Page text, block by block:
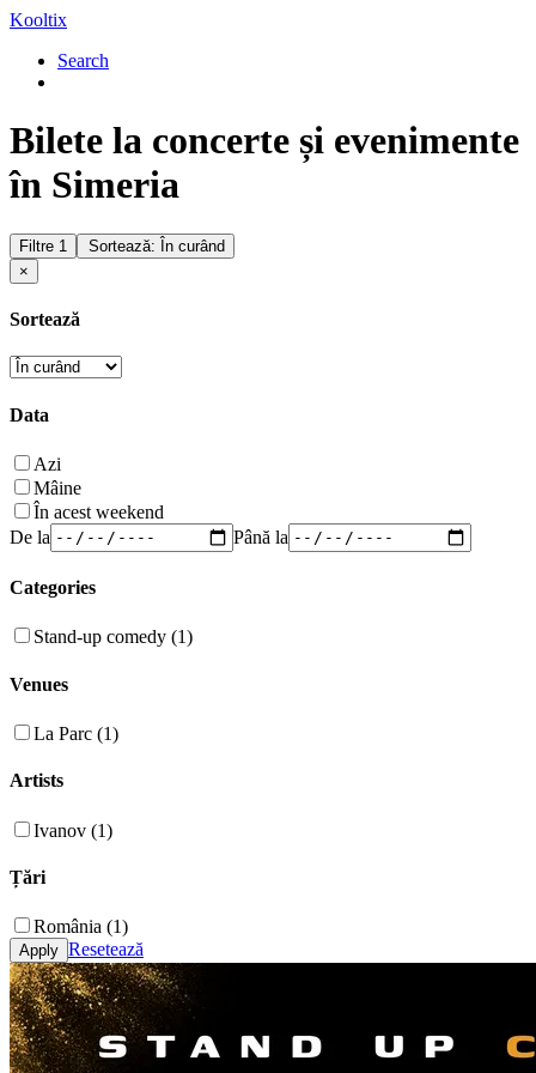
Kooltix
Search
Bilete la concerte și evenimente
în Simeria
Filtre 1
Sortează: În curând
×
Sortează
Data
Azi
Mâine
În acest weekend
De la
Până la
Categories
Stand-up comedy (1)
Venues
La Parc (1)
Artists
Ivanov (1)
Țări
România (1)
Resetează